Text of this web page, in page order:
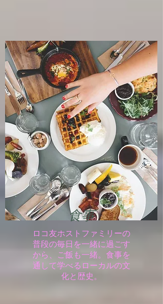
食事
ロコ友ホストファミリーの
普段の毎日を一緒に過ごす
から、ご飯も一緒。食事を
通して学べるローカルの文
化と歴史。